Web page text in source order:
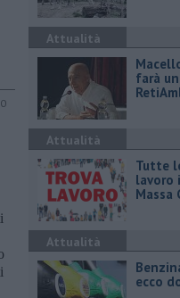
Attualità
farà
Attualità
​Tutte
lavoro
Massa
Attualità
ecco